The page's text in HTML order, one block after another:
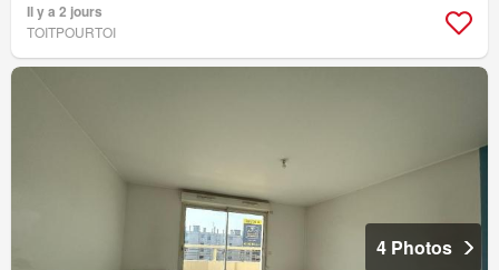
Il y a 2 jours
TOITPOURTOI
4 Photos